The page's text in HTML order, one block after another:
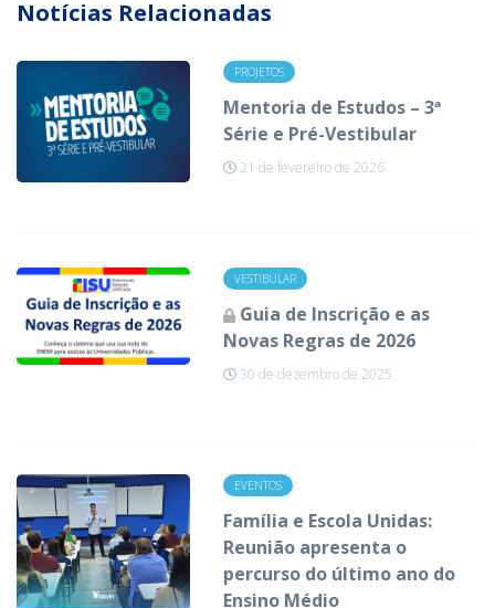
Notícias Relacionadas
PROJETOS
Mentoria de Estudos – 3ª
Série e Pré-Vestibular
21 de fevereiro de 2026
VESTIBULAR
Guia de Inscrição e as
Novas Regras de 2026
30 de dezembro de 2025
EVENTOS
Família e Escola Unidas:
Reunião apresenta o
percurso do último ano do
Ensino Médio